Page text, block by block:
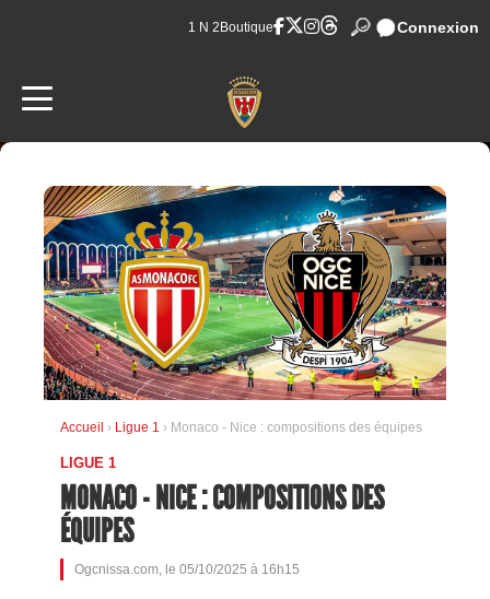
1 N 2 Boutique Connexion
Accueil › Ligue 1 › Monaco - Nice : compositions des équipes
LIGUE 1
MONACO - NICE : COMPOSITIONS DES
ÉQUIPES
Ogcnissa.com, le 05/10/2025 à 16h15